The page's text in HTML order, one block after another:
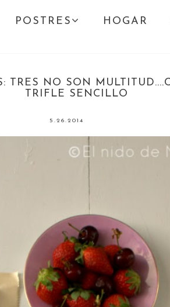
POSTRES HOGAR
TRES NO SON
TRIFLE SENCILLO
5.26.2014